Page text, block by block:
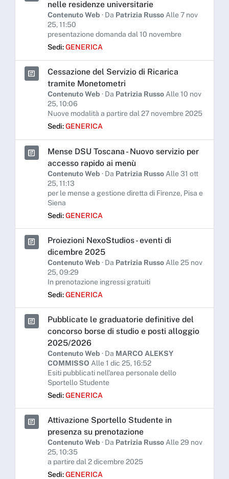
nelle residenze universitarie
Contenuto Web · Da Patrizia RussoAlle 7 nov
25, 11:50
presentazione domanda dal 10 novembre
Sedi:GENERICA
Cessazione del Servizio di Ricarica
tramite Monetometri
Contenuto Web · Da Patrizia RussoAlle 10 nov
25, 10:06
Nuove modalità a partire dal 27 novembre 2025
Sedi:GENERICA
Mense DSU Toscana - Nuovo servizio per
accesso rapido ai menù
Contenuto Web · Da Patrizia Russo Alle 31 ott
25, 11:13
per le mense a gestione diretta di Firenze, Pisa e
Siena
Sedi:GENERICA
Proiezioni NexoStudios - eventi di
dicembre 2025
Contenuto Web · Da Patrizia Russo Alle 25 nov
25, 09:29
In prenotazione ingressi gratuiti
Sedi:GENERICA
Pubblicate le graduatorie definitive del
concorso borse di studio e posti alloggio
2025/2026
Contenuto Web · Da MARCO ALEKSY
COMMISSO Alle 1 dic 25, 16:52
Esiti pubblicati nell'area personale dello
Sportello Studente
Sedi:GENERICA
Attivazione Sportello Studente in
presenza su prenotazione
Contenuto Web · Da Patrizia Russo Alle 29 nov
25, 10:35
a partire dal 2 dicembre 2025
Sedi:GENERICA